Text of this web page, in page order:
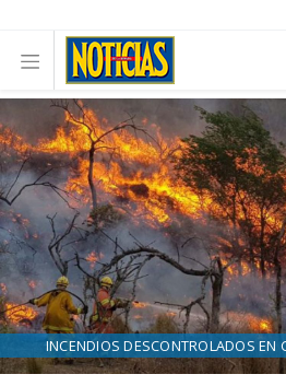
INCENDIOS DESCONTROLADOS